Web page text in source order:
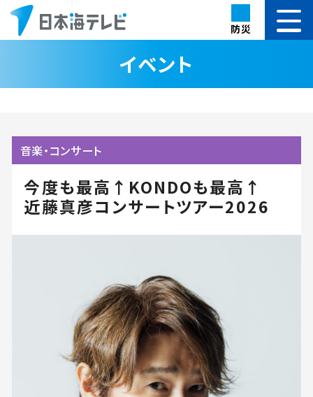
防災
イベント
音楽・コンサート
今度も最高↑KONDOも最高↑
近藤真彦コンサートツアー2026